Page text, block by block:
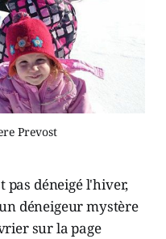
Prevost
pas déneigé l'hiver,
déneigeur mystère
sur la page